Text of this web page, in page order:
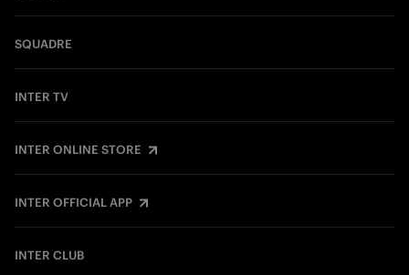
SQUADRE
INTER TV
INTER ONLINE STORE
INTER OFFICIAL APP
INTER CLUB